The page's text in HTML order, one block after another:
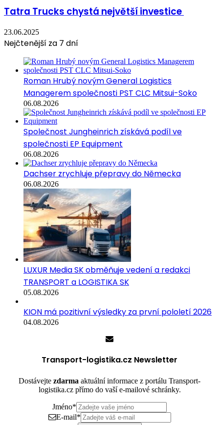
Tatra Trucks chystá největší investice
23.06.2025
Nejčtenější za 7 dní
Roman Hrubý novým General Logistics
Managerem společnosti PST CLC Mitsui-Soko
06.08.2026
Společnost Jungheinrich získává podíl ve
společnosti EP Equipment
06.08.2026
Dachser zrychluje přepravy do Německa
06.08.2026
LUXUR Media SK obměňuje vedení a redakci
TRANSPORT a LOGISTIKA SK
05.08.2026
KION má pozitivní výsledky za první pololetí 2026
04.08.2026
Transport-logistika.cz Newsletter
Dostávejte zdarma aktuální informace z portálu Transport-
logistika.cz přímo do vaší e-mailové schránky.
Jméno*
E-mail*